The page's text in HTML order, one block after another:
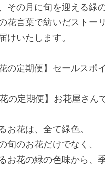
その月に旬を迎える緑
花言葉で紡いだストー
けいたします。
の定期便】セールスポ
の定期便】お花屋さん
お花は、全て緑色。
旬のお花だけでなく、
お花の緑の色味から、